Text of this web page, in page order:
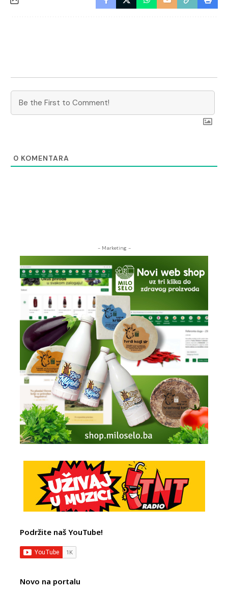
0 KOMENTARA
- Marketing -
Podržite naš YouTube!
Novo na portalu